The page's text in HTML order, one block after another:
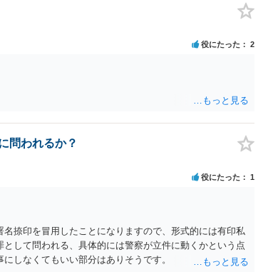
・心理的理由と把握されて許可が得られにくいと考えら
由とする氏及び名の変更が許可されたケースもあるの
のですが、本件は家族間の内輪の揉め事に過ぎないとい
。 本気で申立てを考えておられるなら、手続戦略と理論
は、戸籍法に詳しい弁護士へ相談された方がよいでしょ
役にたった 2
問われるか？
役にたった 1
捺印を冒用したことになりますので、形式的には有印私
して問われる、具体的には警察が立件に動くかという点
しなくてもいい部分はありそうです。